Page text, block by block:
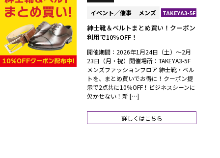
イベント／催事 メンズ TAKEYA3-5F
紳士靴＆ベルトまとめ買い！クーポン
利用で10％OFF！
開催期間：2026年1月24日（土）～2月
23日（月・祝）開催場所：TAKEYA3-5F
メンズファッションフロア 紳士靴・ベル
トを、まとめ買いでお得に！クーポン提
示で2点共に10％OFF！ビジネスシーンに
欠かせない！新 […]
詳しくはこちら